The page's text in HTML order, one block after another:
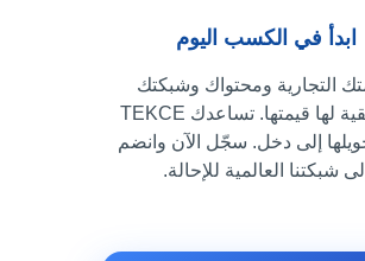
ابدأ في الكسب اليوم
التجارية ومحتواك وشبكتك
التسويقية لها قيمتها. تساعدك TEKCE
إلى دخل. سجّل الآن وانضم
إلى شبكتنا العالمية للإحالة.